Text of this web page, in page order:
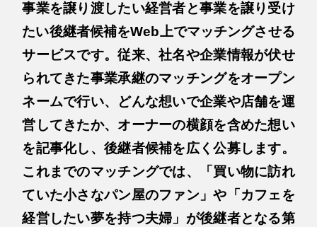
事業を譲り渡したい経営者と事業を譲り受け
たい後継者候補をWeb上でマッチングさせる
サービスです。従来、社名や企業情報が伏せ
られてきた事業承継のマッチングをオープン
ネームで行い、どんな想いで企業や店舗を運
営してきたか、オーナーの横顔を含めた想い
を記事化し、後継者候補を広く公募します。
これまでのマッチングでは、「買い物に訪れ
ていた小さなパン屋のファン」や「カフェを
経営したい夢を持つ夫婦」が後継者となる第